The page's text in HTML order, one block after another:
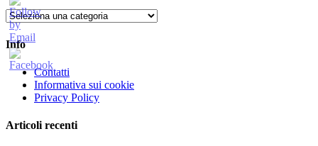
Categorie
Info
Contatti
Informativa sui cookie
Privacy Policy
Articoli recenti